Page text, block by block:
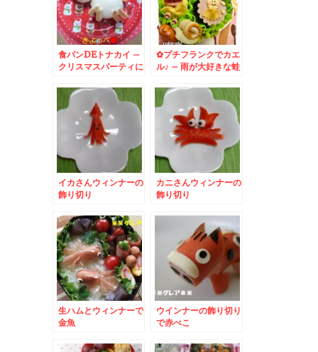
食パンDEトナカイ –
クリスマスパーティに
なかいさん♪
✿プチフランクでカエ
ル♪ – 雨が大好きな蛙
イカさんウィンナーの
飾り切り
カニさんウィンナーの
飾り切り
生ハムとウィンナーで
金魚
ウインナーの飾り切り
で赤べこ